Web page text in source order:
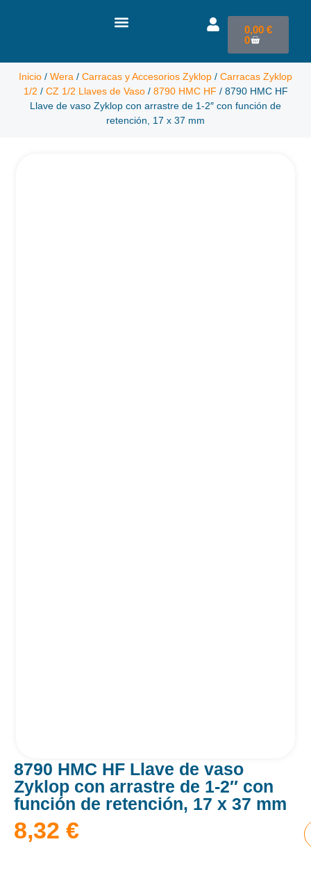
0,00 €
0
Inicio / Wera / Carracas y Accesorios Zyklop / Carracas Zyklop
1/2 / CZ 1/2 Llaves de Vaso/ 8790 HMC HF / 8790 HMC HF
Llave de vaso Zyklop con arrastre de 1-2″ con función de
retención, 17 x 37 mm
8790 HMC HF Llave de vaso
Zyklop con arrastre de 1-2″ con
función de retención, 17 x 37 mm
8,32 €